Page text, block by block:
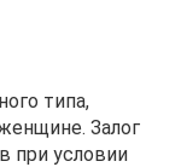
типа,
Залог
при условии